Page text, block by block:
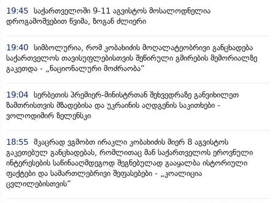
19:45 საქართველოში 9-11 აგვისტოს მოსალოდნელია
დროგამოშვებით წვიმა, ზოგან ძლიერი
19:40 სიმბოლურია, რომ კობახიძის მოღალატეობრივი განცხადება
საქართველოს თავისუფლებისთვის შეწირული გმირების მემორიალზე
გაკეთდა - „ნაციონალური მოძრაობა“
19:04 სერბეთის პრემიერ-მინისტრთან შეხვედრაზე განვიხილეთ
ზამთრისთვის მზადებისა და უკრაინის აღდგენის საკითხები -
ვოლოდიმირ ზელენსკი
18:55 მკაცრად ვგმობთ ირაკლი კობახიძის მიერ 8 აგვისტოს
გაკეთებულ განცხადებას, რომლითაც მან საქართველოს ეროვნული
ინტერესების საწინააღმდეგოდ შეგნებულად გააყალბა ისტორიული
ფაქტები და სამართლებრივი შეფასებები - „კოალიცია
ცვლილებისთვის“